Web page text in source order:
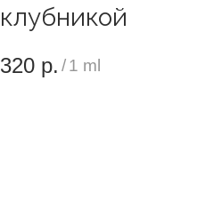
клубникой
320 р. /1 ml